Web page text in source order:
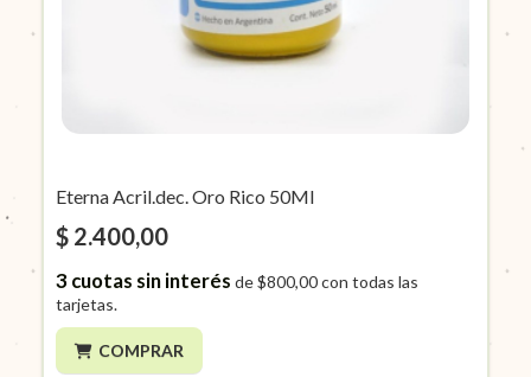
Eterna Acril.dec. Oro Rico 50Ml
$ 2.400,00
3cuotas sin interés de$800,00con todas las
tarjetas.
COMPRAR